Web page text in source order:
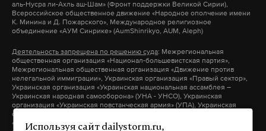
Используя сайт dailystorm.ru,
административном правонарушении в
соответствии со статьей 30.1 п. 4 КоАП РФ. И
несмотря на то что налицо «Мелкое хулиганство»,
чиновник избежал наказания.
Пусть хоть сколько ты патриот или благодетель,
но при любых обстоятельствах должен
оставаться Человеком.
— Когда я услышал в трубке голос представителя
«Пегаса», я был уверен, что мне звонят для того,
чтобы извиниться, — рассказывает Серей. –
это возможность преподнести в скрытой форме
информацию о товаре или услуге рекламируемой
компании. В отличие от политического, он более
сдержанный, то есть не предполагает открытых
оскорблений и выпадов в сторону конкурентов.
Хотя все это в теории. На практике, в условиях
жесткой борьбы, «черный пиар» может сыграть
хорошую службу. Яркий тому пример — конфликт
аль-Нусра ли-Ахль аш-Шам» (Фронт поддержки Великой Сирии),
Всероссийское общественное движение «Народное ополчение имени
К. Минина и Д. Пожарского», Международное религиозное
объединение «АУМ Синрике» (AumShinrikyo, AUM, Aleph)
Деятельность запрещена по решению суда: Межрегиональная
общественная организация «Национал-большевистская партия»,
Межрегиональная общественная организация «Движение против
нелегальной иммиграции», Украинская организация «Правый сектор»,
Украинская организация «Украинская национальная ассамблея –
Украинская народная самооборона» (УНА - УНСО), Украинская
организация «Украинская повстанческая армия» (УПА), Украинская
организация «Тризуб им. Степана Бандеры», Украинская организация
«Братство», Межрегиональное общественное объединение –